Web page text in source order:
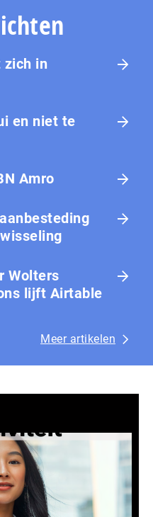
zich in
en niet te
Amro
Wolters
lijft Airtable
Meer artikelen